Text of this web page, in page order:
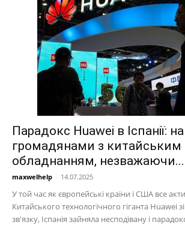
Парадокс Huawei в Іспанії:
громадянами з китайським
обладнанням, незважаючи...
maxwelhelp - 14.07.2025
У той час як європейські країни і США все
Китайського технологічного гіганта Huawei
зв'язку, Іспанія зайняла несподівану і